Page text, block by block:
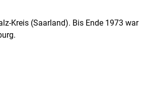
Kreis (Saarland). Bis Ende 1973 war